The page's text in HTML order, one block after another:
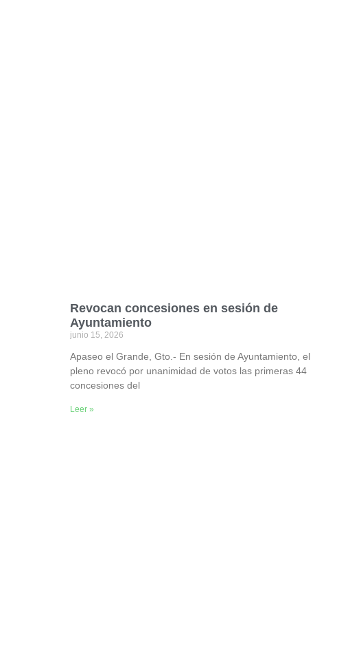
Revocan concesiones en sesión de
Ayuntamiento
junio 15, 2026
Apaseo el Grande, Gto.- En sesión de Ayuntamiento, el
pleno revocó por unanimidad de votos las primeras 44
concesiones del
Leer »